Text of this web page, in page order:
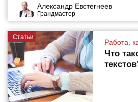
Александр Евстегнеев
Грандмастер
Статьи
Работа,
Что